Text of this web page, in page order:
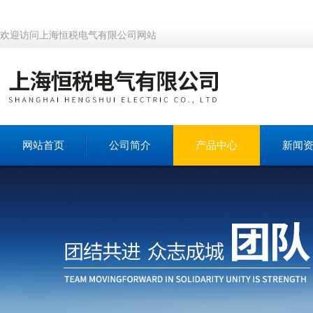
欢迎访问上海恒税电气有限公司网站
网站首页 公司简介 产品中心 新闻